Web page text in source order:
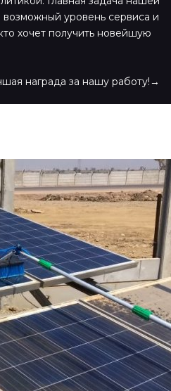
уровень сервиса и
хочет получить новейшую
награда за нашу работу!→